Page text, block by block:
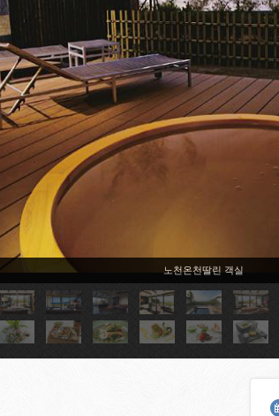
노천온천딸린 객실